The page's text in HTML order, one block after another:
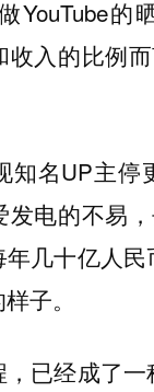
YouTube的
收入的比例
知名UP主停
发电的不易
几十亿人民
子。
已经成了一